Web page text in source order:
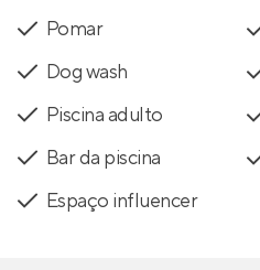
Pomar
Dog wash
Piscina adulto
Bar da piscina
Espaço influencer